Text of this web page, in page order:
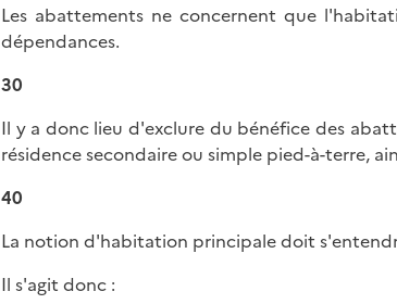
Les abattements ne concernent que
dépendances.
30
Il y a donc lieu d'exclure du bénéfice des
résidence secondaire ou simple pied-à-terre,
40
La notion d'habitation principale doit
Il s'agit donc :